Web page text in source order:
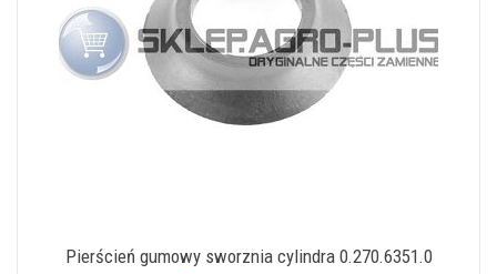
Pierścień gumowy sworznia cylindra 0.270.6351.0